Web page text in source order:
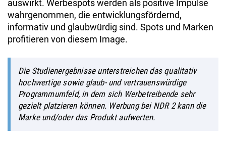
auswirkt. Werbespots werden als positive Impulse
wahrgenommen, die entwicklungsfördernd,
informativ und glaubwürdig sind. Spots und Marken
profitieren von diesem Image.
Die Studienergebnisse unterstreichen das qualitativ
hochwertige sowie glaub- und vertrauenswürdige
Programmumfeld, in dem sich Werbetreibende sehr
gezielt platzieren können. Werbung bei NDR 2 kann die
Marke und/oder das Produkt aufwerten.